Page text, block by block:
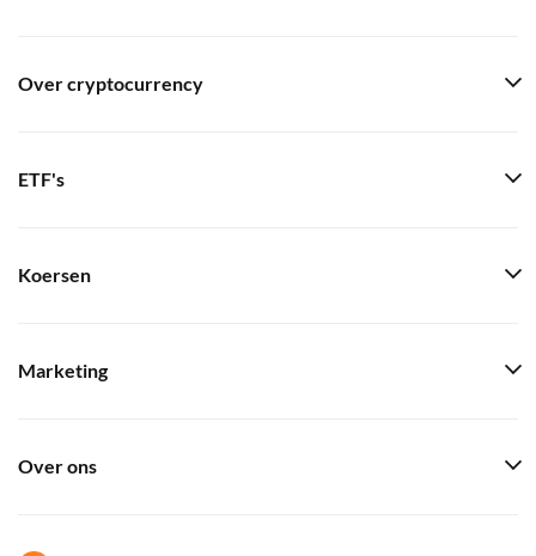
Over cryptocurrency
ETF's
Koersen
Marketing
Over ons